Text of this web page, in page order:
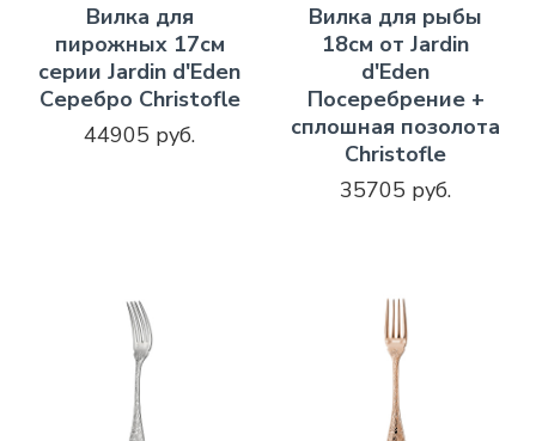
Вилка для
пирожных 17см
серии Jardin d'Eden
Серебро Christofle
44905 руб.
Вилка для рыбы
18см от Jardin
d'Eden
Посеребрение +
сплошная позолота
Christofle
35705 руб.